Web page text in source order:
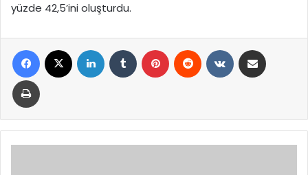
yüzde 42,5’ini oluşturdu.
Facebook LinkedIn Tumblr Pinterest Reddit VKontakte
Yazdır